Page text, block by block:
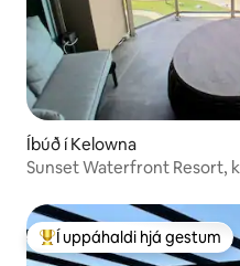
Íbúð í Kelowna
Sunset Waterfront Resort,
Í mestu uppáhaldi hjá
Í uppáhaldi hjá gestum